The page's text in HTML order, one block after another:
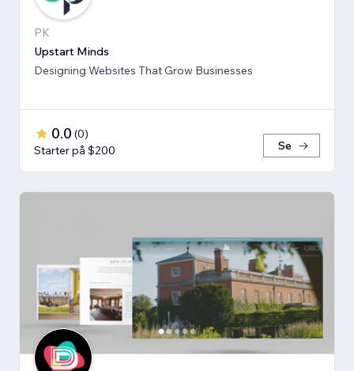
PK
Upstart Minds
Designing Websites That Grow Businesses
0.0 (0)
Starter på $200
Se